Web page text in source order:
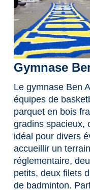
Gymnase
Le gymnase Ben
équipes de
parquet en bois
gradins spacieux,
idéal pour divers
accueillir un
réglementaire,
petits, deux filets
de badminton.